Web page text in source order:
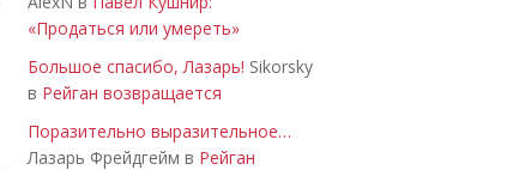
«Продаться или умереть»
Большое спасибо, Лазарь! Sikorsky
в Рейган возвращается
Поразительно выразительное…
Лазарь Фрейдгейм в Рейган